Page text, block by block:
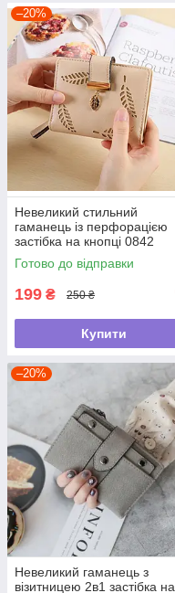
–20%
Невеликий стильний
гаманець із перфорацією
застібка на кнопці 0842
Бежевий
Готово до відправки
199 ₴ 250 ₴
Купити
–20%
Невеликий гаманець з
візитницею 2в1 застібка на